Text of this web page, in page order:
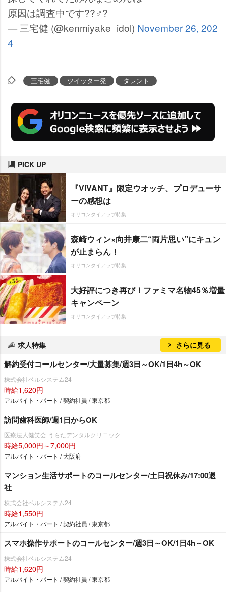
原因は調査中です??♂?
— 三宅健 (@kenmiyake_idol) November 26, 202
4
三宅健 ツイッター発 タレント
PICK UP
『VIVANT』限定ウオッチ、プロデューサ
ーの感想は
オリコンタイアップ特集
森崎ウィン×向井康二“両片思い”にキュン
が止まらん！
オリコンタイアップ特集
大好評につき再び！ファミマ名物45％増量
キャンペーン
オリコンタイアップ特集
求人特集 さらに見る
解約受付コールセンター/大量募集/週3日～OK/1日4h～OK
株式会社ベルシステム24
時給1,620円
アルバイト・パート / 契約社員 / 東京都
訪問歯科医師/週1日からOK
医療法人健笑会 うらたデンタルクリニック
時給5,000円～7,000円
アルバイト・パート / 大阪府
マンション生活サポートのコールセンター/土日祝休み/17:00退
社
株式会社ベルシステム24
時給1,550円
アルバイト・パート / 契約社員 / 東京都
スマホ操作サポートのコールセンター/週3日～OK/1日4h～OK
株式会社ベルシステム24
時給1,620円
アルバイト・パート / 契約社員 / 東京都